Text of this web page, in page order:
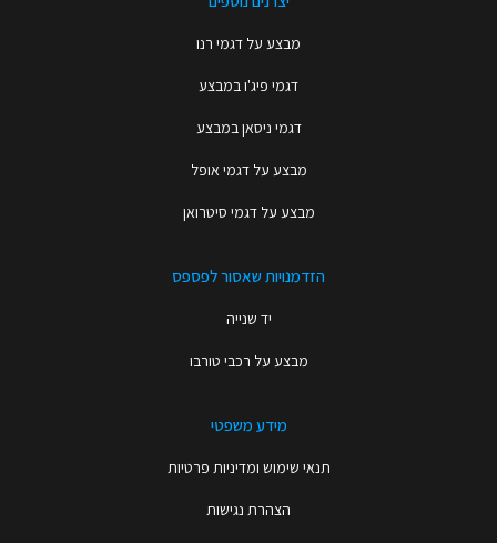
מבצע על דגמי רנו
דגמי פיג'ו במבצע
דגמי ניסאן במבצע
מבצע על דגמי אופל
מבצע על דגמי סיטרואן
הזדמנויות שאסור לפספס
יד שנייה
מבצע על רכבי טורבו
מידע משפטי
תנאי שימוש ומדיניות פרטיות
הצהרת נגישות